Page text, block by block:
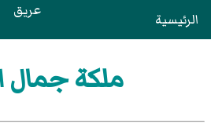
الرئيسية عريق
ملكة جمال